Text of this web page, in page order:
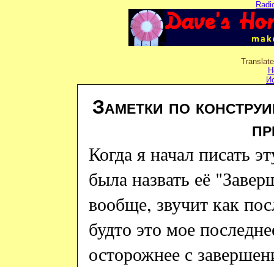
Заметки по
Когда я начал писать
была назвать её
вообще, звучит как
будто это мое
осторожнее с